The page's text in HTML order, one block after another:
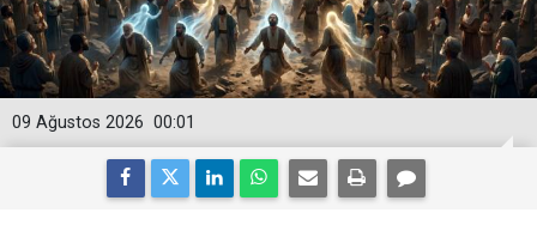
00:01
09 Ağustos 2026